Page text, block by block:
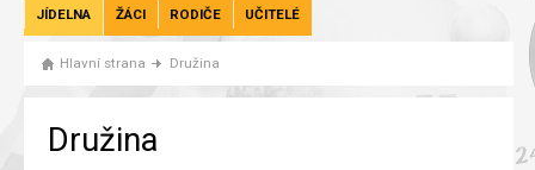
JÍDELNA ŽÁCI RODIČE UČITELÉ
Hlavní strana Družina
Družina